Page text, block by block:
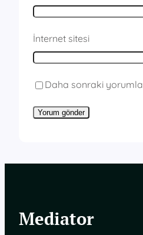
İnternet sitesi
Daha sonraki
Mediator